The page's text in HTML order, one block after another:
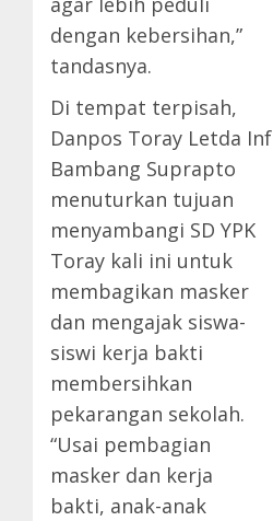
dengan kebersihan,”
tandasnya.
Di tempat terpisah,
Danpos Toray Letda Inf
Bambang Suprapto
menuturkan tujuan
menyambangi SD YPK
Toray kali ini untuk
membagikan masker
dan mengajak siswa-
siswi kerja bakti
membersihkan
pekarangan sekolah.
“Usai pembagian
masker dan kerja
bakti, anak-anak